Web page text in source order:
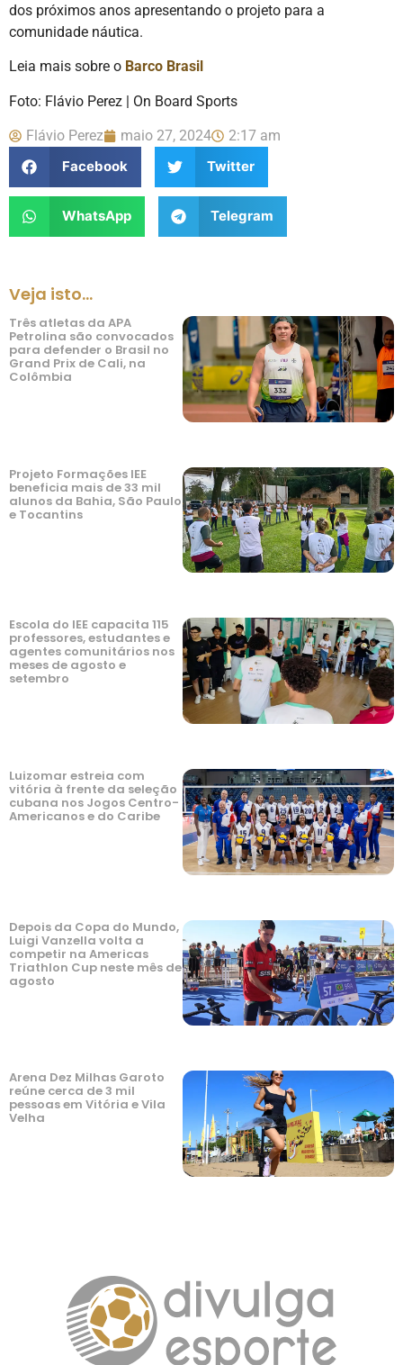
dos próximos anos apresentando o projeto para a
comunidade náutica.
Leia mais sobre o Barco Brasil
Foto: Flávio Perez | On Board Sports
Flávio Perez maio 27, 2024
2:17 am
Facebook
Twitter
WhatsApp Telegram
Veja isto...
Três atletas da APA
Petrolina são convocados
para defender o Brasil no
Grand Prix de Cali, na
Colômbia
Projeto Formações IEE
beneficia mais de 33 mil
alunos da Bahia, São Paulo
e Tocantins
Escola do IEE capacita 115
professores, estudantes e
agentes comunitários nos
meses de agosto e
setembro
Luizomar estreia com
vitória à frente da seleção
cubana nos Jogos Centro-
Americanos e do Caribe
Depois da Copa do Mundo,
Luigi Vanzella volta a
competir na Americas
Triathlon Cup neste mês de
agosto
Arena Dez Milhas Garoto
reúne cerca de 3 mil
pessoas em Vitória e Vila
Velha